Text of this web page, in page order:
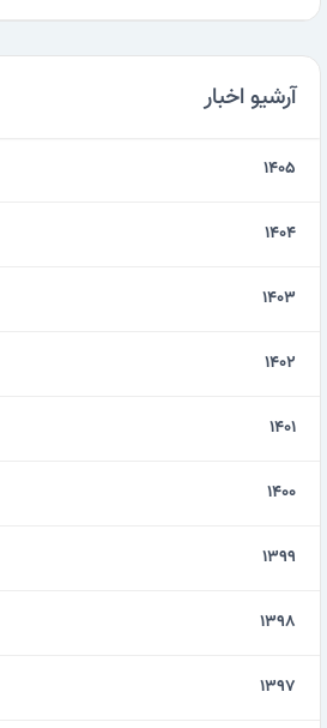
آرشیو اخبار
۱۴۰۵
۱۴۰۴
۱۴۰۳
۱۴۰۲
۱۴۰۱
۱۴۰۰
۱۳۹۹
۱۳۹۸
۱۳۹۷